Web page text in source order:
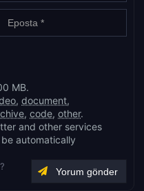
MB.
, document,
, code, other.
and other services
automatically